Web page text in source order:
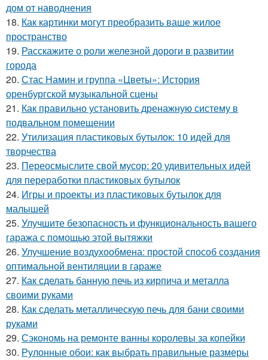
дом от наводнения
18. Как картинки могут преобразить ваше жилое
пространство
19. Расскажите о роли железной дороги в развитии
города
20. Стас Намин и группа «Цветы»: История
оренбургской музыкальной сцены
21. Как правильно установить дренажную систему в
подвальном помещении
22. Утилизация пластиковых бутылок: 10 идей для
творчества
23. Переосмыслите свой мусор: 20 удивительных идей
для переработки пластиковых бутылок
24. Игры и проекты из пластиковых бутылок для
малышей
25. Улучшите безопасность и функциональность вашего
гаража с помощью этой вытяжки
26. Улучшение воздухообмена: простой способ создания
оптимальной вентиляции в гараже
27. Как сделать банную печь из кирпича и металла
своими руками
28. Как сделать металлическую печь для бани своими
руками
29. Сэкономь на ремонте ванны королевы за копейки
30. Рулонные обои: как выбрать правильные размеры